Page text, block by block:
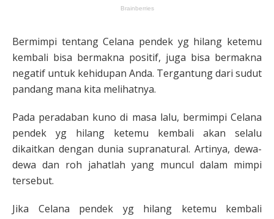
Bermimpi tentang Celana pendek yg hilang ketemu
kembali bisa bermakna positif, juga bisa bermakna
negatif untuk kehidupan Anda. Tergantung dari sudut
pandang mana kita melihatnya.
Pada peradaban kuno di masa lalu, bermimpi Celana
pendek yg hilang ketemu kembali akan selalu
dikaitkan dengan dunia supranatural. Artinya, dewa-
dewa dan roh jahatlah yang muncul dalam mimpi
tersebut.
Jika Celana pendek yg hilang ketemu kembali